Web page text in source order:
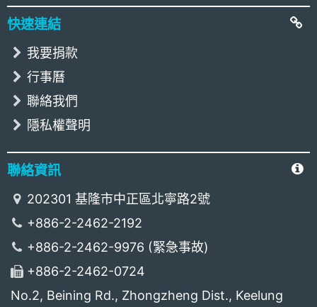
快速連結
我要捐款
行事曆
聯絡我們
隱私權聲明
聯絡資訊
202301 基隆市中正區北寧路2號
+886-2-2462-2192
+886-2-2462-9976 (緊急事故)
+886-2-2462-0724
No.2, Beining Rd., Zhongzheng Dist., Keelung